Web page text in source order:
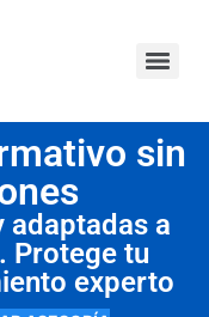
sin
adaptadas a
Protege tu
experto